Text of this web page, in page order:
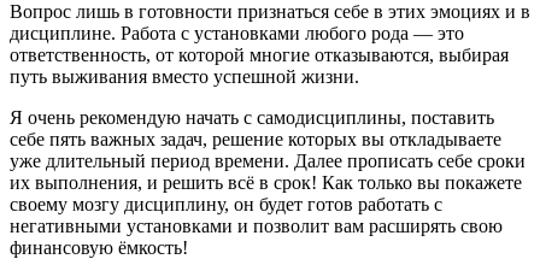
Вопрос лишь в готовности признаться себе в этих эмоциях и в
дисциплине. Работа с установками любого рода — это
ответственность, от которой многие отказываются, выбирая
путь выживания вместо успешной жизни.
Я очень рекомендую начать с самодисциплины, поставить
себе пять важных задач, решение которых вы откладываете
уже длительный период времени. Далее прописать себе сроки
их выполнения, и решить всё в срок! Как только вы покажете
своему мозгу дисциплину, он будет готов работать с
негативными установками и позволит вам расширять свою
финансовую ёмкость!